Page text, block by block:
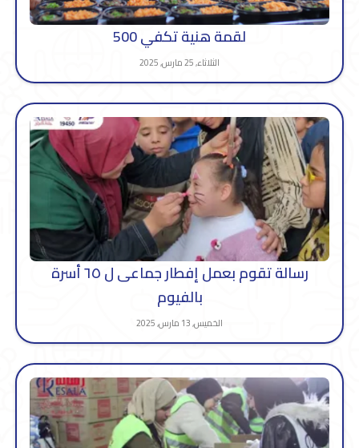
لقمة هنية تكفي 500
الثلاثاء, 25 مارس, 2025
رسالة تقوم بعمل إفطار جماعى ل ٦٥ أسرة
بالفيوم
الخميس, 13 مارس, 2025